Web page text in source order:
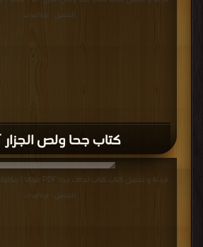
كتاب جحا ولص الجزار PDF
التحميل : مرة/مرات
قراءة و تحميل كتاب كتاب لحاف جحا PDF مجانا | مكتبة >
التحميل : مرة/مرات